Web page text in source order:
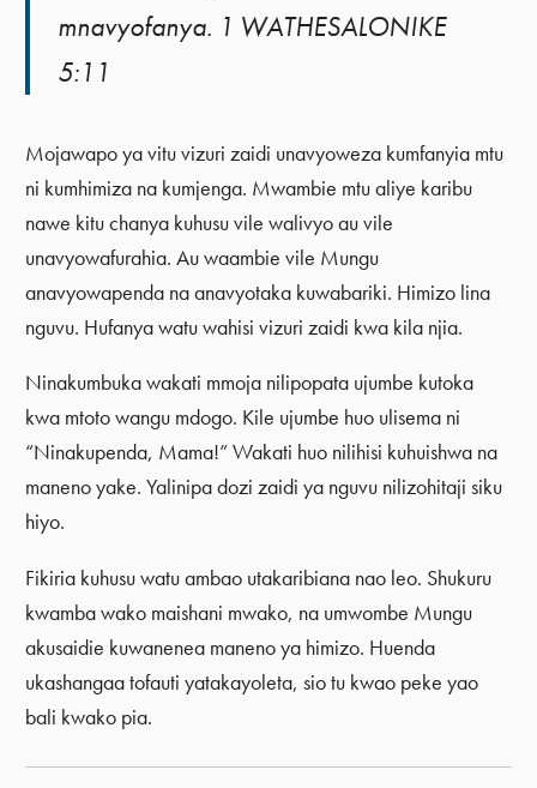
mnavyofanya. 1 WATHESALONIKE
5:11
Mojawapo ya vitu vizuri zaidi unavyoweza kumfanyia mtu
ni kumhimiza na kumjenga. Mwambie mtu aliye karibu
nawe kitu chanya kuhusu vile walivyo au vile
unavyowafurahia. Au waambie vile Mungu
anavyowapenda na anavyotaka kuwabariki. Himizo lina
nguvu. Hufanya watu wahisi vizuri zaidi kwa kila njia.
Ninakumbuka wakati mmoja nilipopata ujumbe kutoka
kwa mtoto wangu mdogo. Kile ujumbe huo ulisema ni
“Ninakupenda, Mama!” Wakati huo nilihisi kuhuishwa na
maneno yake. Yalinipa dozi zaidi ya nguvu nilizohitaji siku
hiyo.
Fikiria kuhusu watu ambao utakaribiana nao leo. Shukuru
kwamba wako maishani mwako, na umwombe Mungu
akusaidie kuwanenea maneno ya himizo. Huenda
ukashangaa tofauti yatakayoleta, sio tu kwao peke yao
bali kwako pia.